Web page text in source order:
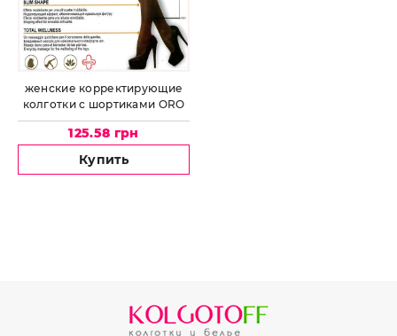
женские корректирующие
колготки с шортиками ORO
Press-Up 40
125.58 грн
Купить